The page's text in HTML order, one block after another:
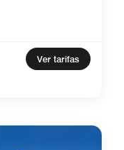
Ver tarifas